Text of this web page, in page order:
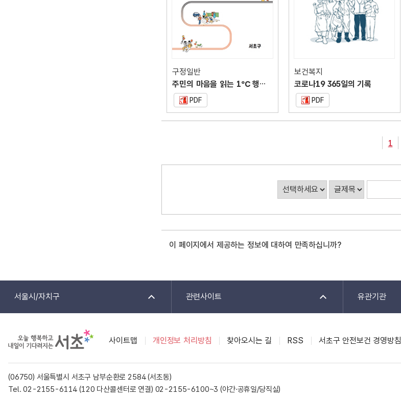
구정일반
주민의 마음을 읽는 1℃ 행정의 힘
PDF
보건복지
코로나19 365일의 기록
PDF
1
이 페이지에서 제공하는 정보에 대하여 만족하십니까?
서울시/자치구 관련사이트 유관기관
사이트맵 개인정보 처리방침 찾아오시는 길 RSS 서초구 안전보건 경영방
(06750) 서울특별시 서초구 남부순환로 2584 (서초동)
Tel. 02-2155-6114 (120 다산콜센터로 연결) 02-2155-6100~3 (야간·공휴일/당직실)